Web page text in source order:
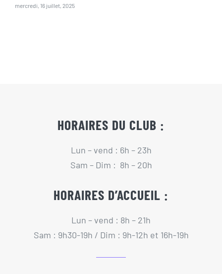
mercredi, 16 juillet, 2025
HORAIRES DU CLUB :
Lun – vend : 6h – 23h
Sam – Dim : 8h – 20h
HORAIRES D’ACCUEIL :
Lun – vend : 8h – 21h
Sam : 9h30-19h / Dim : 9h-12h et 16h-19h